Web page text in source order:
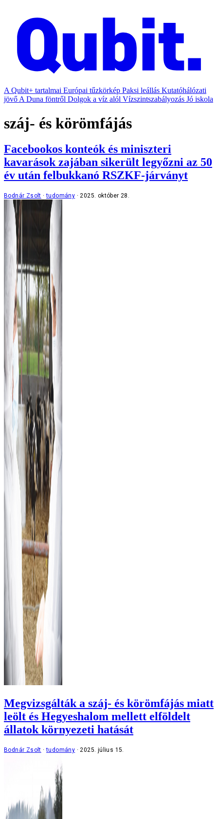
A Qubit+ tartalmai Európai tűzkörkép Paksi leállás Kutatóhálózati
jövő A Duna föntről Dolgok a víz alól Vízszintszabályozás Jó iskola
száj- és körömfájás
Facebookos konteók és miniszteri
kavarások zajában sikerült legyőzni az 50
év után felbukkanó RSZKF-járványt
Bodnár Zsolt tudomány 2025. október 28.
Megvizsgálták a száj- és körömfájás miatt
leölt és Hegyeshalom mellett elföldelt
állatok környezeti hatását
Bodnár Zsolt tudomány 2025. július 15.